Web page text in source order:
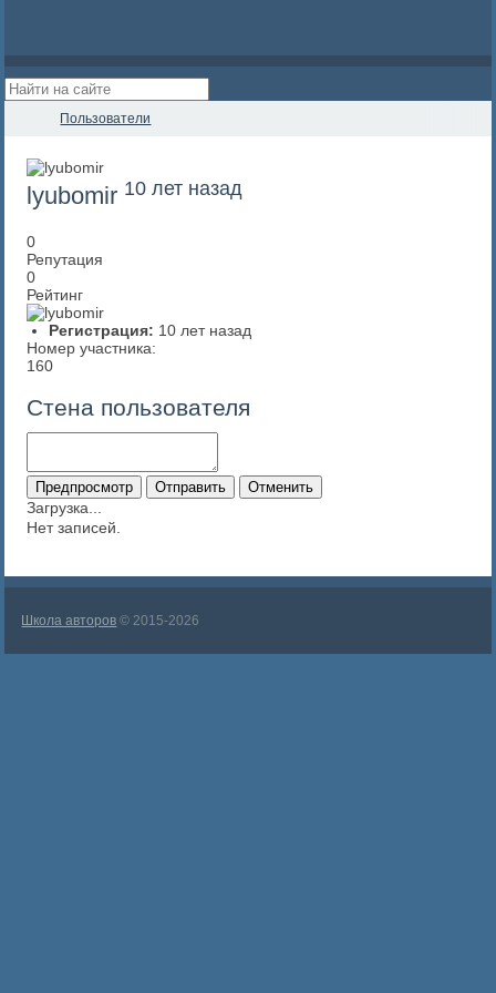
Пользователи
lyubomir 10 лет назад
0
Репутация
0
Рейтинг
Регистрация: 10 лет назад
Номер участника:
160
Стена пользователя
Загрузка...
Нет записей.
Школа авторов © 2015-2026